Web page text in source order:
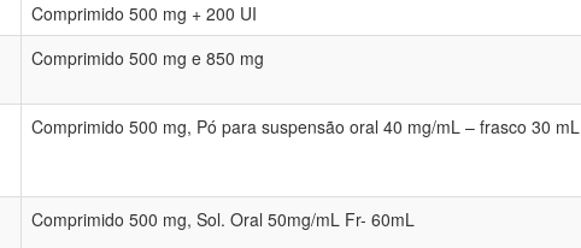
Comprimido 500 mg + 200 UI
Comprimido 500 mg e 850 mg
Comprimido 500 mg, Pó para suspensão oral 40 mg/mL – frasco 30 mL
Comprimido 500 mg, Sol. Oral 50mg/mL Fr- 60mL